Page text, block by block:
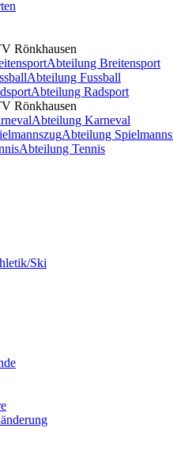
Rönkhausen
Abteilung Breitensport
Abteilung Fussball
Abteilung Radsport
Rönkhausen
Abteilung Karneval
Abteilung
Abteilung Tennis
Ski